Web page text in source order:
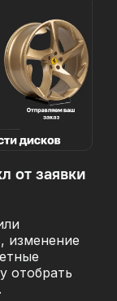
от заявки
изменение
отобрать